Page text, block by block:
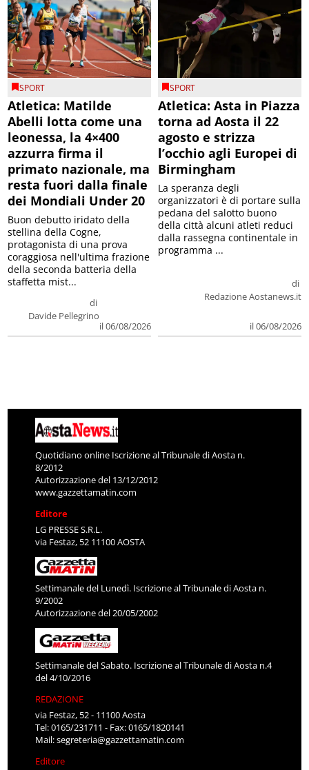
SPORT
Atletica: Matilde
Abelli lotta come una
leonessa, la 4×400
azzurra firma il
primato nazionale, ma
resta fuori dalla finale
dei Mondiali Under 20
di
Davide Pellegrino
il 06/08/2026
Buon debutto iridato della
stellina della Cogne,
protagonista di una prova
coraggiosa nell'ultima frazione
della seconda batteria della
staffetta mist...
SPORT
Atletica: Asta in Piazza
torna ad Aosta il 22
agosto e strizza
l’occhio agli Europei di
Birmingham
di
Redazione Aostanews.it
il 06/08/2026
La speranza degli
organizzatori è di portare sulla
pedana del salotto buono
della città alcuni atleti reduci
dalla rassegna continentale in
programma ...
Quotidiano online Iscrizione al Tribunale di Aosta n.
8/2012
Autorizzazione del 13/12/2012
www.gazzettamatin.com
Editore
LG PRESSE S.R.L.
via Festaz, 52 11100 AOSTA
Settimanale del Lunedì. Iscrizione al Tribunale di Aosta n.
9/2002
Autorizzazione del 20/05/2002
Settimanale del Sabato. Iscrizione al Tribunale di Aosta n.4
del 4/10/2016
REDAZIONE
via Festaz, 52 - 11100 Aosta
Tel: 0165/231711 - Fax: 0165/1820141
Mail:segreteria@gazzettamatin.com
Editore